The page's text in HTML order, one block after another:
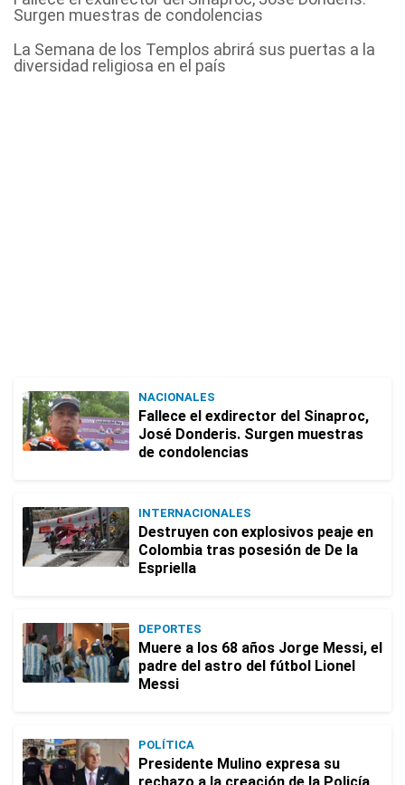
Surgen muestras de condolencias
La Semana de los Templos abrirá sus puertas a la
diversidad religiosa en el país
NACIONALES
Fallece el exdirector del Sinaproc,
José Donderis. Surgen muestras
de condolencias
INTERNACIONALES
Destruyen con explosivos peaje en
Colombia tras posesión de De la
Espriella
DEPORTES
Muere a los 68 años Jorge Messi, el
padre del astro del fútbol Lionel
Messi
POLÍTICA
Presidente Mulino expresa su